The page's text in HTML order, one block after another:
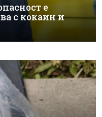
е
с кокаин и